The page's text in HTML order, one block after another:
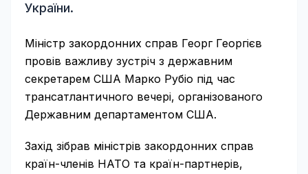
України.
Міністр закордонних справ Георг Георгієв
провів важливу зустріч з державним
секретарем США Марко Рубіо під час
трансатлантичного вечері, організованого
Державним департаментом США.
Захід зібрав міністрів закордонних справ
країн-членів НАТО та країн-партнерів,